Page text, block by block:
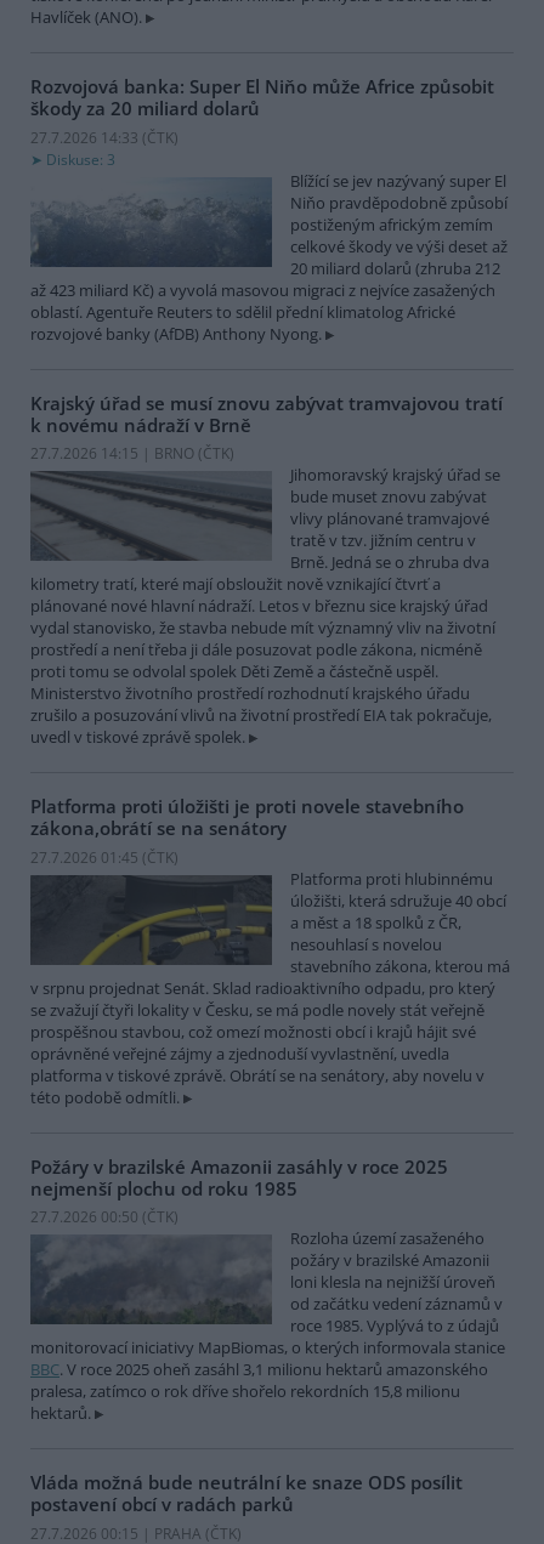
Havlíček (ANO).
Rozvojová banka: Super El Niňo může Africe způsobit
škody za 20 miliard dolarů
27.7.2026 14:33 (ČTK)
Diskuse: 3
Blížící se jev nazývaný super El
Niňo pravděpodobně způsobí
postiženým africkým zemím
celkové škody ve výši deset až
20 miliard dolarů (zhruba 212
až 423 miliard Kč) a vyvolá masovou migraci z nejvíce zasažených
oblastí. Agentuře Reuters to sdělil přední klimatolog Africké
rozvojové banky (AfDB) Anthony Nyong.
Krajský úřad se musí znovu zabývat tramvajovou tratí
k novému nádraží v Brně
27.7.2026 14:15 | BRNO (ČTK)
Jihomoravský krajský úřad se
bude muset znovu zabývat
vlivy plánované tramvajové
tratě v tzv. jižním centru v
Brně. Jedná se o zhruba dva
kilometry tratí, které mají obsloužit nově vznikající čtvrť a
plánované nové hlavní nádraží. Letos v březnu sice krajský úřad
vydal stanovisko, že stavba nebude mít významný vliv na životní
prostředí a není třeba ji dále posuzovat podle zákona, nicméně
proti tomu se odvolal spolek Děti Země a částečně uspěl.
Ministerstvo životního prostředí rozhodnutí krajského úřadu
zrušilo a posuzování vlivů na životní prostředí EIA tak pokračuje,
uvedl v tiskové zprávě spolek.
Platforma proti úložišti je proti novele stavebního
zákona,obrátí se na senátory
27.7.2026 01:45 (ČTK)
Platforma proti hlubinnému
úložišti, která sdružuje 40 obcí
a měst a 18 spolků z ČR,
nesouhlasí s novelou
stavebního zákona, kterou má
v srpnu projednat Senát. Sklad radioaktivního odpadu, pro který
se zvažují čtyři lokality v Česku, se má podle novely stát veřejně
prospěšnou stavbou, což omezí možnosti obcí i krajů hájit své
oprávněné veřejné zájmy a zjednoduší vyvlastnění, uvedla
platforma v tiskové zprávě. Obrátí se na senátory, aby novelu v
této podobě odmítli.
Požáry v brazilské Amazonii zasáhly v roce 2025
nejmenší plochu od roku 1985
27.7.2026 00:50 (ČTK)
Rozloha území zasaženého
požáry v brazilské Amazonii
loni klesla na nejnižší úroveň
od začátku vedení záznamů v
roce 1985. Vyplývá to z údajů
monitorovací iniciativy MapBiomas, o kterých informovala stanice
BBC. V roce 2025 oheň zasáhl 3,1 milionu hektarů amazonského
pralesa, zatímco o rok dříve shořelo rekordních 15,8 milionu
hektarů.
Vláda možná bude neutrální ke snaze ODS posílit
postavení obcí v radách parků
27.7.2026 00:15 | PRAHA (ČTK)